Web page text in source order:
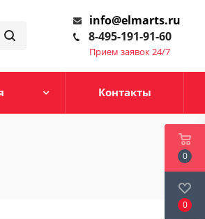
info@elmarts.ru
8-495-191-91-60
Прием заявок 24/7
Контакты
0
0